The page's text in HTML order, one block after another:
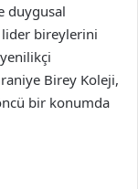
duygusal
bireylerini
Birey Koleji,
bir konumda